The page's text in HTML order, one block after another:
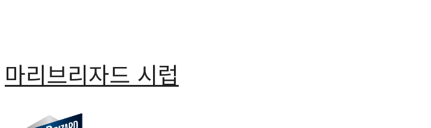
마리브리자드 시럽